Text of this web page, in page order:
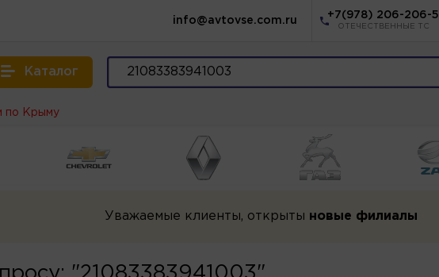
info@avtovse.com.ru
+7(978) 206-206-5
ОТЕЧЕСТВЕННЫЕ ТС
Каталог
по Крыму
Уважаемые клиенты, открыты новые филиалы
"21083383941003"